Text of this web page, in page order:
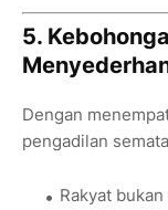
5.
Dengan
pengadilan
Rakyat